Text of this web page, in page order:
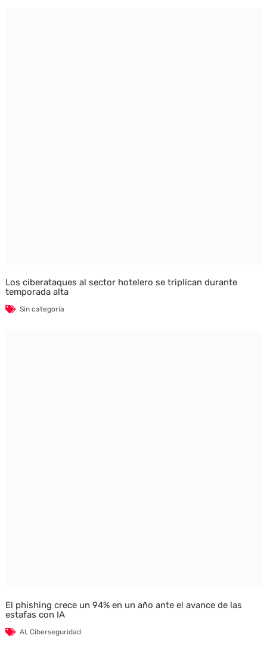
Los ciberataques al sector hotelero se triplican durante
temporada alta
Sin categoría
El phishing crece un 94% en un año ante el avance de las
estafas con IA
AI, Ciberseguridad